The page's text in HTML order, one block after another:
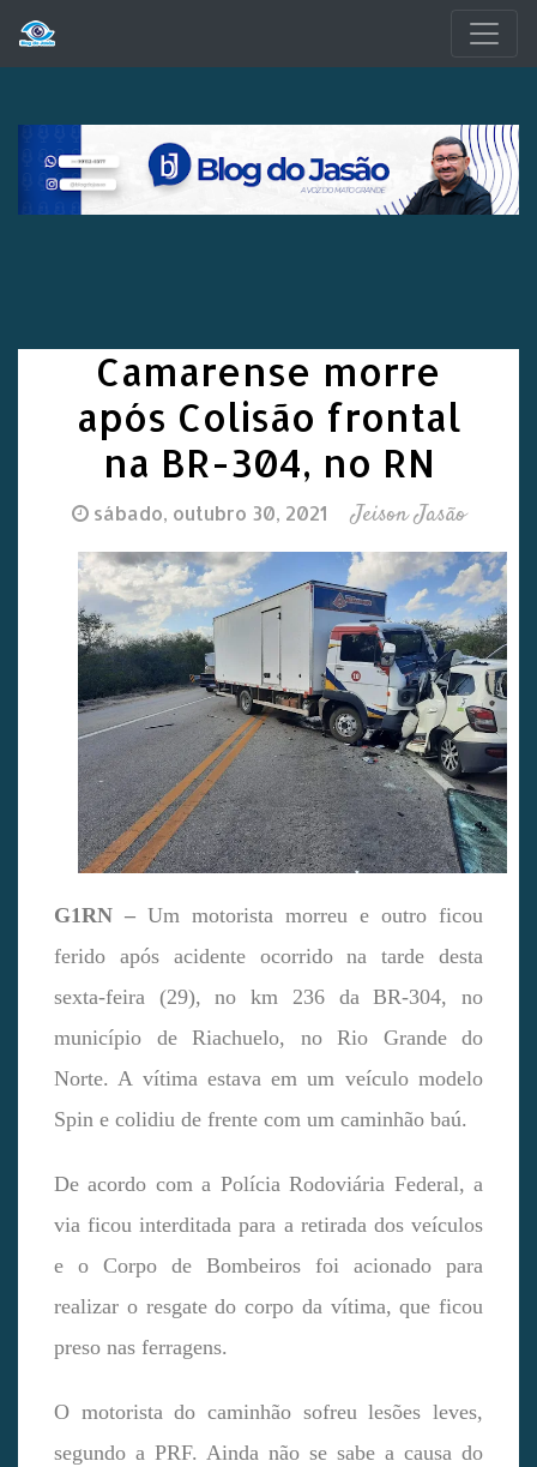
Camarense morre
após Colisão frontal
na BR-304, no RN
sábado, outubro 30, 2021 Jeison Jasão
G1RN – Um motorista morreu e outro ficou
ferido após acidente ocorrido na tarde desta
sexta-feira (29), no km 236 da BR-304, no
município de Riachuelo, no Rio Grande do
Norte. A vítima estava em um veículo modelo
Spin e colidiu de frente com um caminhão baú.
De acordo com a Polícia Rodoviária Federal, a
via ficou interditada para a retirada dos veículos
e o Corpo de Bombeiros foi acionado para
realizar o resgate do corpo da vítima, que ficou
preso nas ferragens.
O motorista do caminhão sofreu lesões leves,
segundo a PRF. Ainda não se sabe a causa do